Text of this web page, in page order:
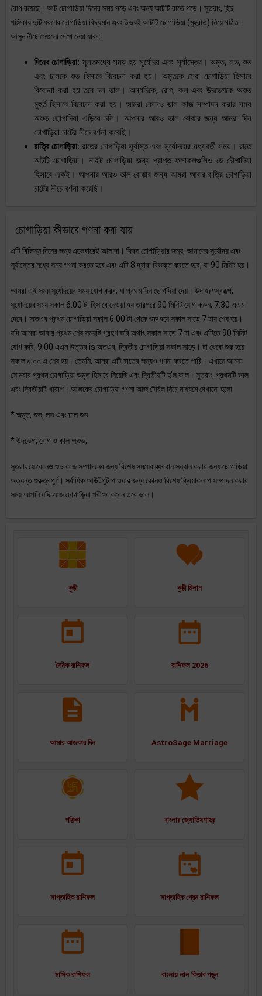
রোগ রয়েছে। আট চোগাড়িয়া দিনের সময় পড়ে এবং অন্য আটটি রাতে পড়ে। সুতরাং, হিন্দু
পঞ্জিকায় দুটি ধরণের চোগাড়িয়া বিদ্যমান এবং উভয়ই আটটি চোগাড়িয়া (মুহুরাত) নিয়ে গঠিত।
আসুন নীচে সেগুলো দেখে নেয়া যাক :
দিনের চোগাড়িয়া: মূলতমধ্যে সময় হয় সূর্যোদয় এবং সূর্যাস্তের। অমৃত, লভ, শুভ
এবং চালকে শুভ হিসাবে বিবেচনা করা হয়। অমৃতকে সেরা চোগাড়িয়া হিসাবে
বিবেচনা করা হয় তবে চল ভাল। অন্যদিকে, রোগ, কল এবং উদভেগকে অশুভ
মুহুর্ত হিসাবে বিবেচনা করা হয়। আমরা কোনও ভাল কাজ সম্পাদন করার সময়
অশুভ ছোগাদিয়া এড়িয়ে চলি। আপনার আরও ভাল বোঝার জন্য আমরা দিন
চোগাড়িয়া চার্টের নীচে বর্ণনা করেছি।
রাত্রি চোগাড়িয়া:রাতের চোগাড়িয়া সূর্যাস্ত এবং সূর্যোদয়ের মধ্যবর্তী সময়। রাতে
আটটি চোগাড়িয়া। নাইট চোগাড়িয়া জন্য প্রাপ্ত ফলাফলগুলিও ডে চৌগাদিয়া
হিসাবে একই। আপনার আরও ভাল বোঝার জন্য আমরা আবার রাত্রি চোগাড়িয়া
চার্টের নীচে বর্ণনা করেছি।
চোগাড়িয়া কীভাবে গণনা করা যায়
এটি বিভিন্ন দিনের জন্য একেবারেই আলাদা। দিবস চোগাড়িয়ার জন্য, আমাদের সূর্যোদয় এবং
সূর্যাস্তের মধ্যে সময় গণনা করতে হবে এবং এটি 8 দ্বারা বিভক্ত করতে হবে, যা 90 মিনিট হয়।
আমরা এই সময় সূর্যোদয়ের সময় যোগ করব, যা প্রথম দিন ছোগদিয়া দেয়। উদাহরণস্বরূপ,
সূর্যোদয়ের সময় সকাল 6:00 টা হিসাবে নেওয়া হয় তারপরে 90 মিনিট যোগ করুন, 7:30 এএম
দেবে। অতএব প্রথম চোগাড়িয়া সকাল 6:00 টা থেকে শুরু হয়ে সকাল সাড়ে 7 টায় শেষ হয়।
যদি আমরা আবার প্রথম শেষ সময়টি গ্রহণ করি অর্থাৎ সকাল সাড়ে 7 টা এবং এটিতে 90 মিনিট
যোগ করি, 9:00 এএম উত্তর is অতএব, দ্বিতীয় চোগাড়িয়া সকাল সাড়ে। টা থেকে শুরু হয়ে
সকাল ৯:০০ এ শেষ হয়। তেমনি, আমরা এটি রাতের জন্যও গণনা করতে পারি। এখানে আমরা
সোমবার প্রথম চোগাড়িয়া অমৃত হিসাবে নিয়েছি এবং দ্বিতীয়টি হ'ল কাল। সুতরাং, প্রথমটি ভাল
এবং দ্বিতীয়টি খারাপ। আজকের চোগাড়িয়া গণনা আজ টেবিল নিচে মাধ্যমে দেখানো হলো
* অমৃত, শুভ, লভ এবং চাল শুভ
* উদভেগ, রোগ ও কাল অশুভ,
সুতরাং যে কোনও শুভ কাজ সম্পাদনের জন্য বিশেষ সময়ের ব্যবধান সন্ধান করার জন্য চোগাড়িয়া
অত্যন্ত গুরুত্বপূর্ণ। সর্বাধিক আউটপুট পাওয়ার জন্য কোনও বিশেষ ক্রিয়াকলাপ সম্পাদন করার
সময় আপনি যদি আজ চোগাড়িয়া পরীক্ষা করেন তবে ভাল।
কুষ্ঠী কুষ্ঠী মিলান
দৈনিক রাশিফল রাশিফল 2026
আমার আজকার দিন AstroSage Marriage
পঞ্জিকা বাংলার জ্যোতিষশাস্ত্র
সাপ্তাহিক রাশিফল সাপ্তাহিক প্রেম রাশিফল
মাসিক রাশিফল বাংলায় লাল কিতাব পড়ুন